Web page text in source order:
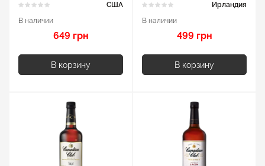
США
В наличии
649 грн
В корзину
Ирландия
В наличии
499 грн
В корзину